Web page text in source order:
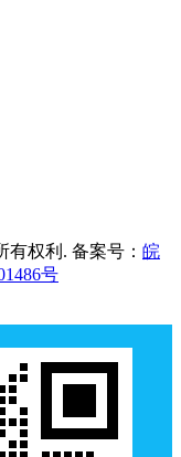
有权利. 备案号： 皖
号